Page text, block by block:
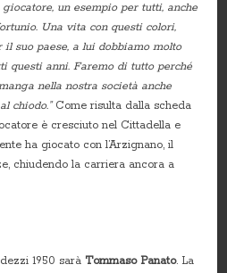
un esempio per tutti, anche
Una vita con questi colori,
suo paese, a lui dobbiamo molto
questi anni. Faremo di tutto perché
nella nostra società anche
chiodo.” Come risulta dalla scheda
è cresciuto nel Cittadella e
ha giocato con l’Arzignano, il
chiudendo la carriera ancora a
1950 sarà Tommaso Panato. La